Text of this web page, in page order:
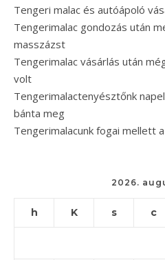
Tengeri malac és autóápoló
Tengerimalac gondozás után
masszázst
Tengerimalac vásárlás után
volt
Tengerimalactenyésztőnk
bánta meg
Tengerimalacunk fogai mellett
2026.
h K s c